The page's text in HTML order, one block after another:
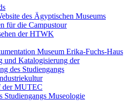
des Ägyptischen Museums
für die Campustour
der HTWK
Museum Erika-Fuchs-Haus
und Katalogisierung der
des Studiengangs
der MUTEC
Studiengangs Museologie